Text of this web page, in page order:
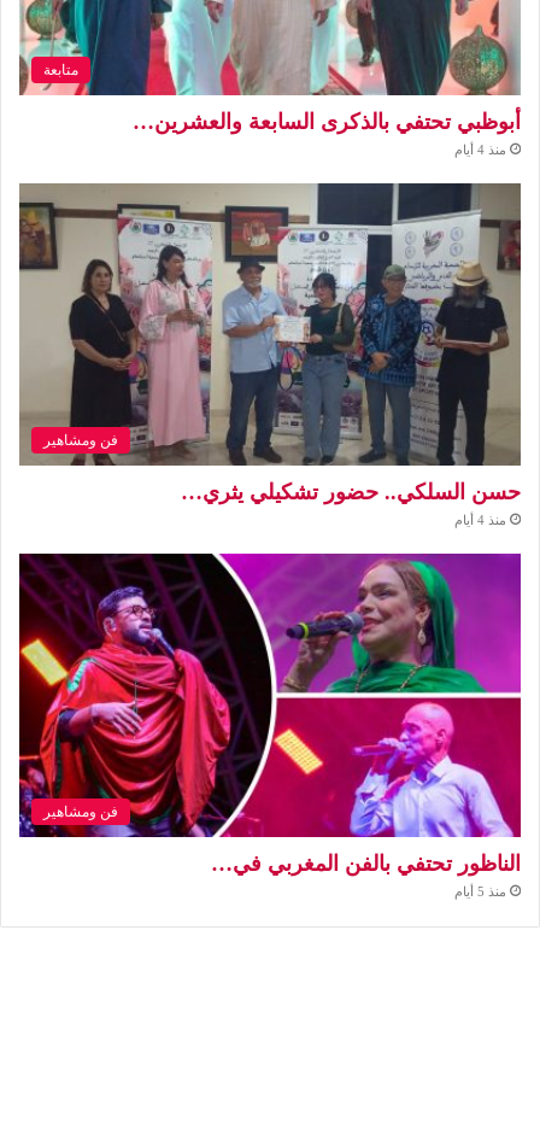
متابعة
أبوظبي تحتفي بالذكرى السابعة والعشرين…
منذ 4 أيام
فن ومشاهير
حسن السلكي.. حضور تشكيلي يثري…
منذ 4 أيام
فن ومشاهير
الناظور تحتفي بالفن المغربي في…
منذ 5 أيام